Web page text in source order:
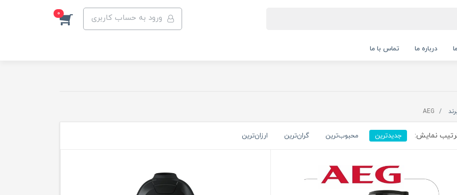
ورود به حساب کاربری 0
درباره ما تماس با ما
AEG
نمایش: جدیدترین محبوب‌ترین گران‌ترین ارزان‌ترین